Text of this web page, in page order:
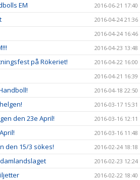
EM 2016-06-21 17:40
2016-04-24 21:36
2016-04-24 16:46
2016-04-23 13:48
på Rökeriet! 2016-04-22 16:00
2016-04-21 16:39
2016-04-18 22:50
2016-03-17 15:31
den 23e April! 2016-03-16 12:11
2016-03-16 11:48
den 15/3 sökes! 2016-02-24 18:18
2016-02-23 12:24
2016-02-22 18:40